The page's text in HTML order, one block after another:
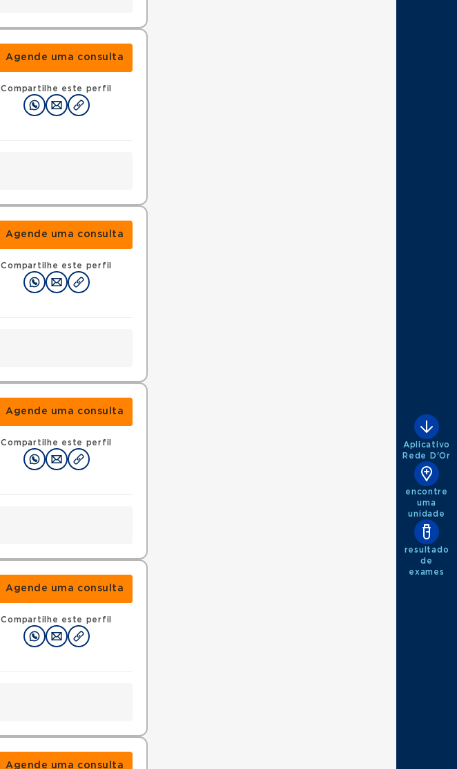
Agende uma consulta
Compartilhe este perfil
Agende uma consulta
Compartilhe este perfil
•RQE 6220 - Gastroenterologia
Agende uma consulta
Compartilhe este perfil
Agende uma consulta
Compartilhe este perfil
Agende uma consulta
Aplicativo
Rede D'Or
encontre
uma
unidade
resultado
de
exames